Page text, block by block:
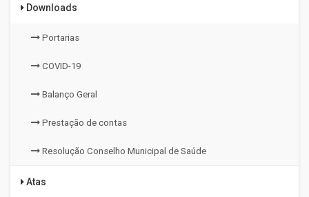
Downloads
Portarias
COVID-19
Balanço Geral
Prestação de contas
Resolução Conselho Municipal de Saúde
Atas